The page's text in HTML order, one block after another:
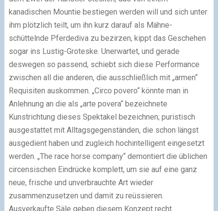
kanadischen Mountie bestiegen werden will und sich unter
ihm plötzlich teilt, um ihn kurz darauf als Mähne-
schüttelnde Pferdediva zu bezirzen, kippt das Geschehen
sogar ins Lustig-Groteske. Unerwartet, und gerade
deswegen so passend, schiebt sich diese Performance
zwischen all die anderen, die ausschließlich mit „armen“
Requisiten auskommen. „Circo povero“ könnte man in
Anlehnung an die als „arte povera“ bezeichnete
Kunstrichtung dieses Spektakel bezeichnen; puristisch
ausgestattet mit Alltagsgegenständen, die schon längst
ausgedient haben und zugleich hochintelligent eingesetzt
werden. „The race horse company“ demontiert die üblichen
circensischen Eindrücke komplett, um sie auf eine ganz
neue, frische und unverbrauchte Art wieder
zusammenzusetzen und damit zu reüssieren.
Ausverkaufte Säle geben diesem Konzept recht.